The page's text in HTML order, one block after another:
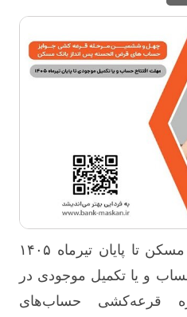
مشتریان خیراندیش بانک مسکن تا پایان تیرماه ۱۴۰۵
و یا تکمیل موجودی در
قرعه‌کشی حساب‌های